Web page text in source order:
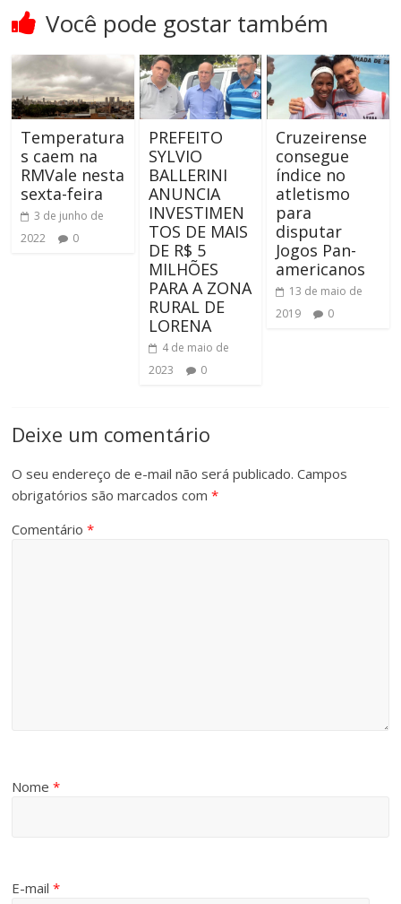
Você pode gostar também
Temperatura
s caem na
RMVale nesta
sexta-feira
3 de junho de
2022
0
PREFEITO
SYLVIO
BALLERINI
ANUNCIA
INVESTIMEN
TOS DE MAIS
DE R$ 5
MILHÕES
PARA A ZONA
RURAL DE
LORENA
4 de maio de
2023
0
Cruzeirense
consegue
índice no
atletismo
para
disputar
Jogos Pan-
americanos
13 de maio de
2019
0
Deixe um comentário
O seu endereço de e-mail não será publicado. Campos
obrigatórios são marcados com*
Comentário*
Nome*
E-mail*